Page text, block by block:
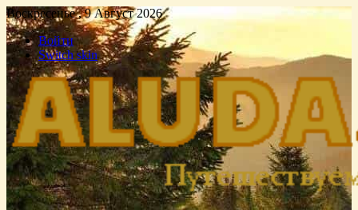
Воскресенье , 9 Август 2026
Войти
Switch skin